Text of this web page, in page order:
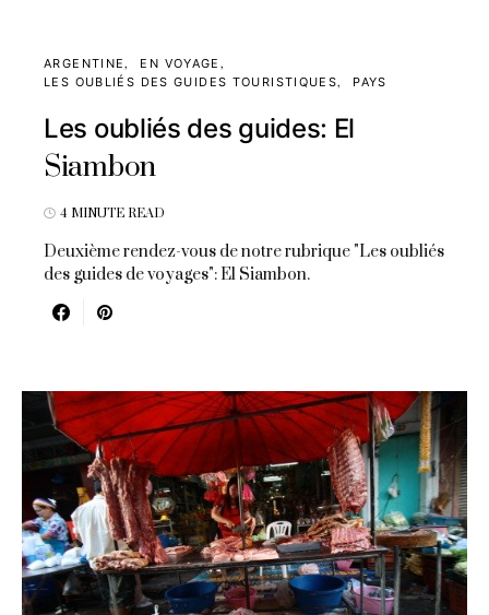
ARGENTINE
EN VOYAGE
LES OUBLIÉS DES GUIDES TOURISTIQUES
PAYS
Les oubliés des guides: El
Siambon
4 MINUTE READ
Deuxième rendez-vous de notre rubrique "Les oubliés
des guides de voyages": El Siambon.